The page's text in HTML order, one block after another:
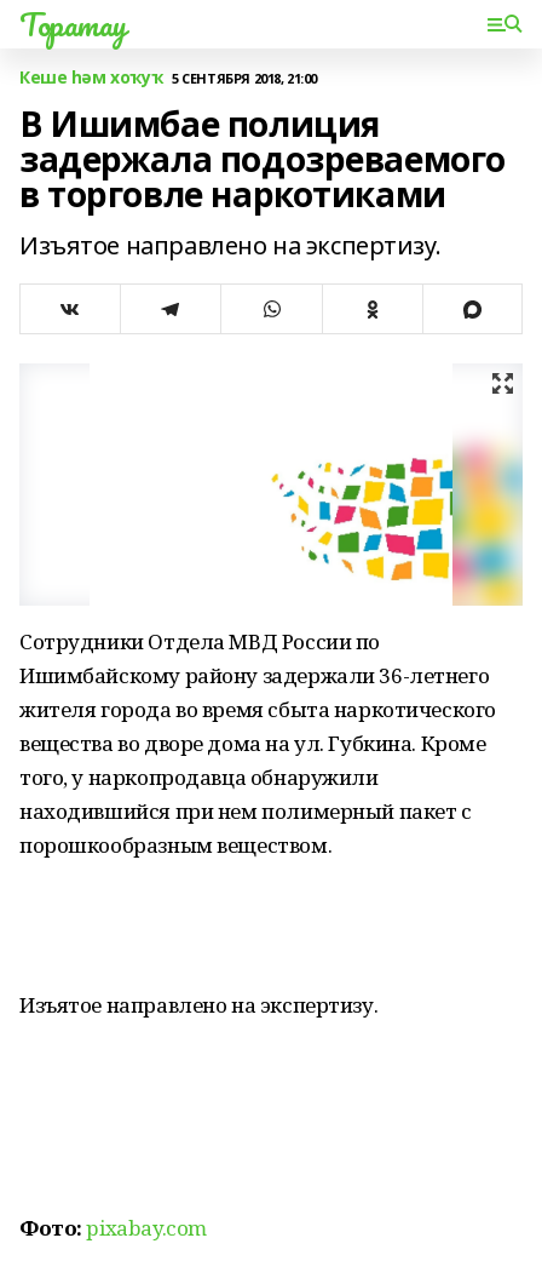
Торатау
Кеше һәм хоҡуҡ 5 СЕНТЯБРЯ 2018, 21:00
В Ишимбае полиция
задержала подозреваемого
в торговле наркотиками
Изъятое направлено на экспертизу.
Сотрудники Отдела МВД России по
Ишимбайскому району задержали 36-летнего
жителя города во время сбыта наркотического
вещества во дворе дома на ул. Губкина. Кроме
того, у наркопродавца обнаружили
находившийся при нем полимерный пакет с
порошкообразным веществом.
Изъятое направлено на экспертизу.
Фото:pixabay.com